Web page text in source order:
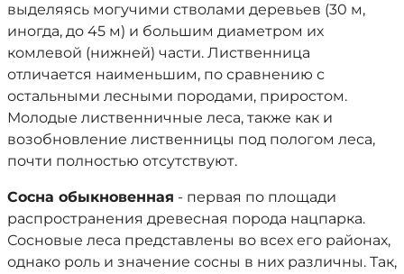
выделяясь могучими стволами деревьев (30 м,
иногда, до 45 м) и большим диаметром их
комлевой (нижней) части. Лиственница
отличается наименьшим, по сравнению с
остальными лесными породами, приростом.
Молодые лиственничные леса, также как и
возобновление лиственницы под пологом леса,
почти полностью отсутствуют.
Сосна обыкновенная - первая по площади
распространения древесная порода нацпарка.
Сосновые леса представлены во всех его районах,
однако роль и значение сосны в них различны. Так,